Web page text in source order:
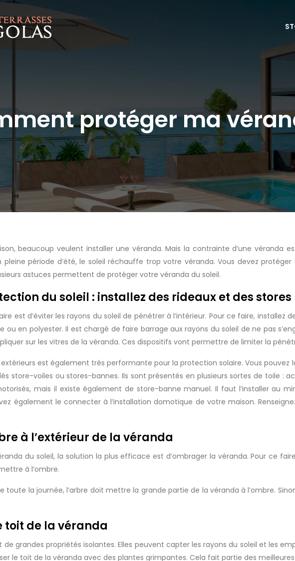
protéger ma
pleine période d’été, le soleil réchauffe trop votre véranda. Vous devez
astuces permettent de protéger votre véranda du soleil.
du soleil : installez des rideaux et des stores
est d’éviter les rayons du soleil de pénétrer à l’intérieur. Pour ce faire, installez
ou en polyester. Il est chargé de faire barrage aux rayons du soleil de ne pas
sur les vitres de la véranda. Ces dispositifs vont permettre de limiter la
extérieurs est également très performante pour la protection solaire. Vous pouvez
store-voiles ou stores-bannes. Ils sont présentés en plusieurs sortes de toile :
mais il existe également de store-banne manuel. Il faut l’installer au
également le connecter à l’installation domotique de votre maison.
à l’extérieur de la véranda
du soleil, la solution la plus efficace est d’ombrager la véranda. Pour ce
à l’ombre.
toute la journée, l’arbre doit mettre la grande partie de la véranda à l’ombre.
toit de la véranda
de grandes propriétés isolantes. Elles peuvent capter les rayons du soleil et les
le toit de la véranda avec des plantes grimpantes. Cela fait partie des